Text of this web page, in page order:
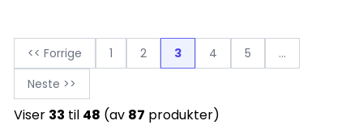
<< Forrige 1 2 3 4 5
...
Neste >>
Viser 33 til 48 (av 87 produkter)